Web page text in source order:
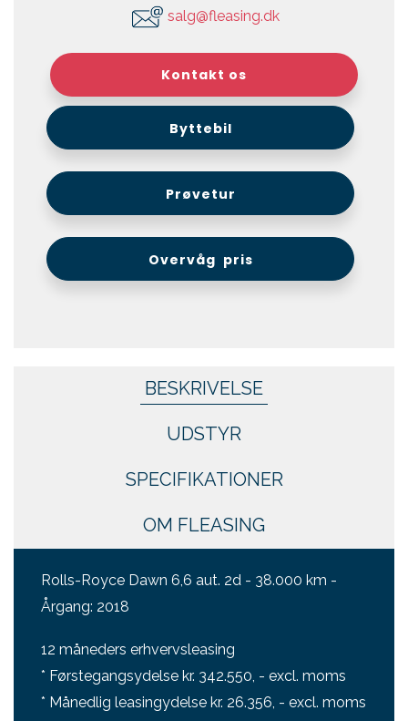
salg@fleasing.dk
Kontakt os
Byttebil
Prøvetur
Overvåg pris
BESKRIVELSE
UDSTYR
SPECIFIKATIONER
OM FLEASING
Rolls-Royce Dawn 6,6 aut. 2d - 38.000 km -
Årgang: 2018
12 måneders erhvervsleasing
* Førstegangsydelse kr. 342.550, - excl. moms
* Månedlig leasingydelse kr. 26.356, - excl. moms